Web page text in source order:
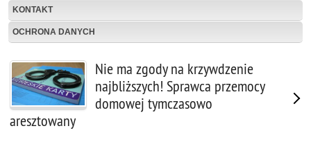
KONTAKT
OCHRONA DANYCH
Nie ma zgody na krzywdzenie
najbliższych! Sprawca przemocy
domowej tymczasowo
aresztowany